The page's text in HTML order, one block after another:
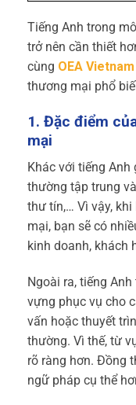
Tiếng Anh trong
trở nên cần thiết
cùng OEA Vietnam
thương mại phổ
1. Đặc điểm
mại
Khác với tiếng
thường tập trung
thư tín,… Vì vậy,
mại, bạn sẽ có
kinh doanh, khách
Ngoài ra, tiếng
vựng phục vụ cho
vấn hoặc thuyết
thường. Vì thế, từ
rõ ràng hơn. Đồng
ngữ pháp cụ thể